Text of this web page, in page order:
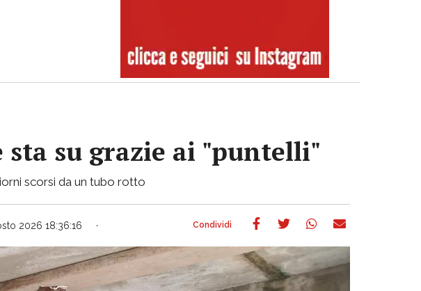
su grazie ai "puntelli"
scorsi da un tubo rotto
2026 18:36:16